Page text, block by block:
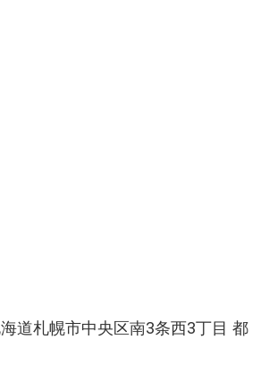
道札幌市中央区南3条西3丁目 都